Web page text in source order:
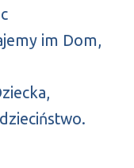
im Dom,